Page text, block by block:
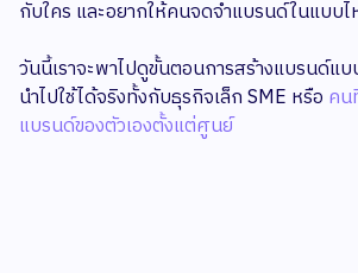
กับใคร และอยากให้คนจดจำแบรนด์ในแบบ
วันนี้เราจะพาไปดูขั้นตอนการสร้างแบรนด์แบ
นำไปใช้ได้จริงทั้งกับธุรกิจเล็ก SME หรือ คน
แบรนด์ของตัวเองตั้งแต่ศูนย์